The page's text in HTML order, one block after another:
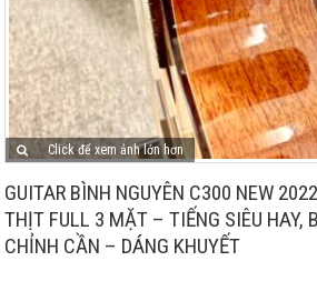
Click để xem ảnh lớn hơn
GUITAR BÌNH NGUYÊN C300 NEW
THỊT FULL 3 MẶT – TIẾNG SIÊU HAY,
CHỈNH CẦN – DÁNG KHUYẾT